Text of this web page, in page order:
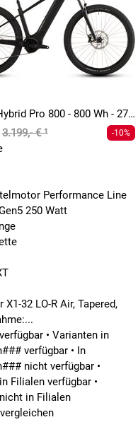
Niederlande, https://
Reaction Hybrid Pro 800 - 800 Wh - 27,5 Zoll - Diamant
3.199,- €¹ -10%
Performance Line
250 Watt
X1-32 LO-R Air, Tapered,
• Varianten in
verfügbar • In
nicht verfügbar •
Filialen verfügbar •
in Filialen